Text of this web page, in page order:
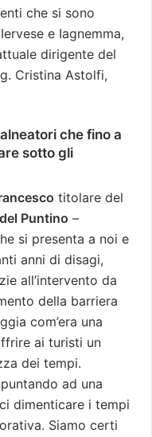
che si sono
e Iagnemma,
dirigente del
Cristina Astolfi,
che fino a
sotto gli
titolare del
Puntino –
si presenta a noi e
anni di disagi,
all’intervento da
della barriera
com’era una
ai turisti un
dei tempi.
ad una
dimenticare i tempi
Siamo certi